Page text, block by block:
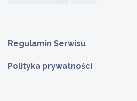
Regulamin Serwisu
Polityka prywatności